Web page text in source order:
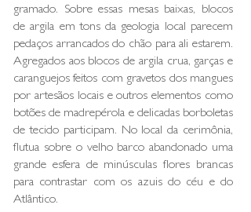
gramado. Sobre essas mesas baixas, blocos
de argila em tons da geologia local parecem
pedaços arrancados do chão para ali estarem.
Agregados aos blocos de argila crua, garças e
caranguejos feitos com gravetos dos mangues
por artesãos locais e outros elementos como
botões de madrepérola e delicadas borboletas
de tecido participam. No local da cerimônia,
flutua sobre o velho barco abandonado uma
grande esfera de minúsculas flores brancas
para contrastar com os azuis do céu e do
Atlântico.